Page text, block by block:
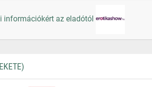
információkért az eladótól